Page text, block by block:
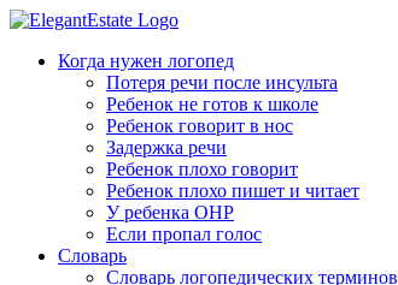
Когда нужен логопед
Потеря речи после инсульта
Ребенок не готов к школе
Ребенок говорит в нос
Задержка речи
Ребенок плохо говорит
Ребенок плохо пишет и читает
У ребенка ОНР
Если пропал голос
Словарь
Словарь логопедических терминов